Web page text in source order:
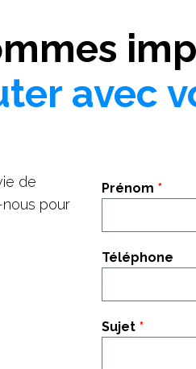
avec
de
pour
Prénom
Téléphone
Sujet